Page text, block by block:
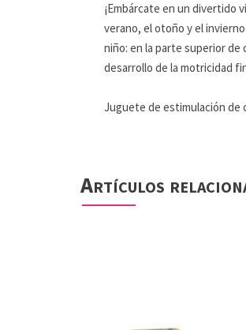
¡Embárcate en un divertido
verano, el otoño y el
niño: en la parte superior de
desarrollo de la motricidad
Juguete de estimulación de
Artículos